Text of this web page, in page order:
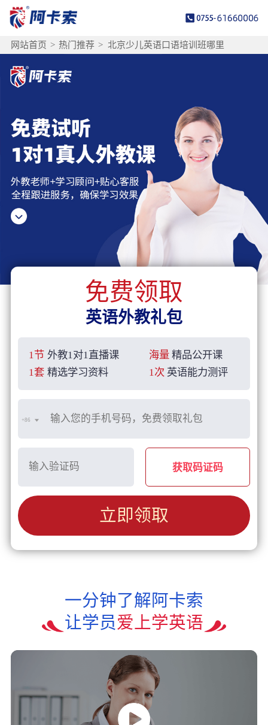
网站首页 > 热门推荐 > 北京少儿英语口语培训班哪里
免费领取
英语外教礼包
1节 外教1对1直播课 海量 精品公开课
1套 精选学习资料 1次 英语能力测评
+86
获取码证码
立即领取
一分钟了解阿卡索
让学员爱上学英语